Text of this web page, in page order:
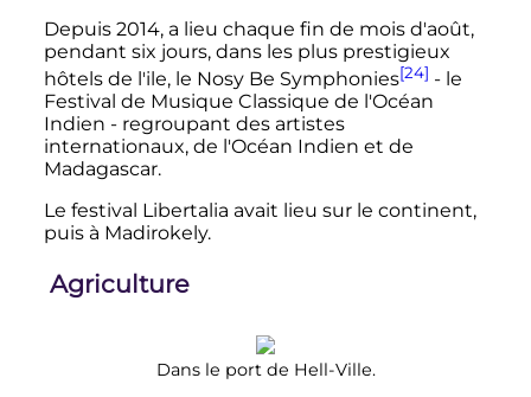
Depuis 2014, a lieu chaque fin de mois d'août,
pendant six jours, dans les plus prestigieux
hôtels de l'ile, le Nosy Be Symphonies[24] - le
Festival de Musique Classique de l'Océan
Indien - regroupant des artistes
internationaux, de l'Océan Indien et de
Madagascar.
Le festival Libertalia avait lieu sur le continent,
puis à Madirokely.
Agriculture
Dans le port de Hell-Ville.